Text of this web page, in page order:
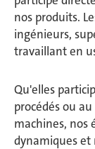
nos produits.
ingénieurs,
travaillant en
Qu'elles
procédés ou
machines, nos
dynamiques et